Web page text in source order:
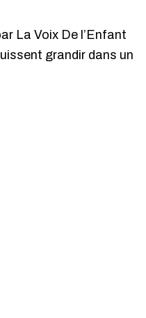
La Voix De l’Enfant
grandir dans un